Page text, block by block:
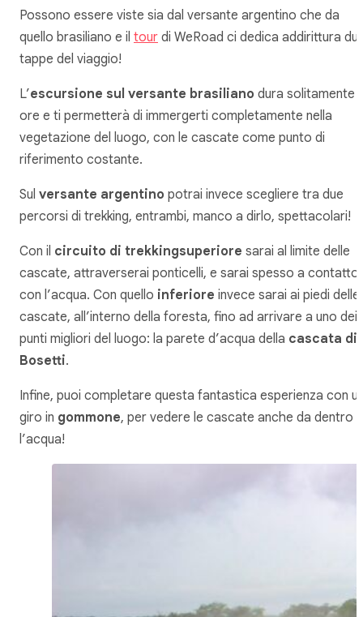
Possono essere viste sia dal versante argentino che da
quello brasiliano e il tour di WeRoad ci dedica addirittura
tappe del viaggio!
L’escursione sul versante brasiliano dura solitamente
ore e ti permetterà di immergerti completamente nella
vegetazione del luogo, con le cascate come punto di
riferimento costante.
Sul versante argentino potrai invece scegliere tra due
percorsi di trekking, entrambi, manco a dirlo, spettacolari!
Con il circuito di trekkingsuperiore sarai al limite delle
cascate, attraverserai ponticelli, e sarai spesso a contatto
con l’acqua. Con quello inferiore invece sarai ai piedi delle
cascate, all’interno della foresta, fino ad arrivare a uno dei
punti migliori del luogo: la parete d’acqua della cascata di
Bosetti.
Infine, puoi completare questa fantastica esperienza con
giro in gommone, per vedere le cascate anche da dentro
l’acqua!